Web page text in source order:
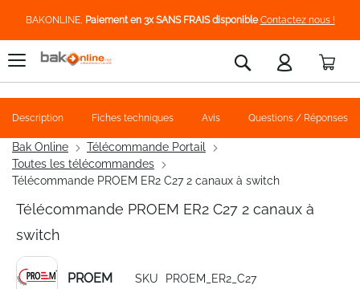
BAKONLINE, Paiement en 3x SANS FRAIS disponible Contactez nous !
Rechercher
Bak Online
Télécommande Portail
Toutes les télécommandes
Télécommande PROEM ER2 C27 2 canaux à switch
Télécommande PROEM ER2 C27 2 canaux à
switch
PROEM SKU PROEM_ER2_C27
Description Fiches techniques Avis Questions / Réponses